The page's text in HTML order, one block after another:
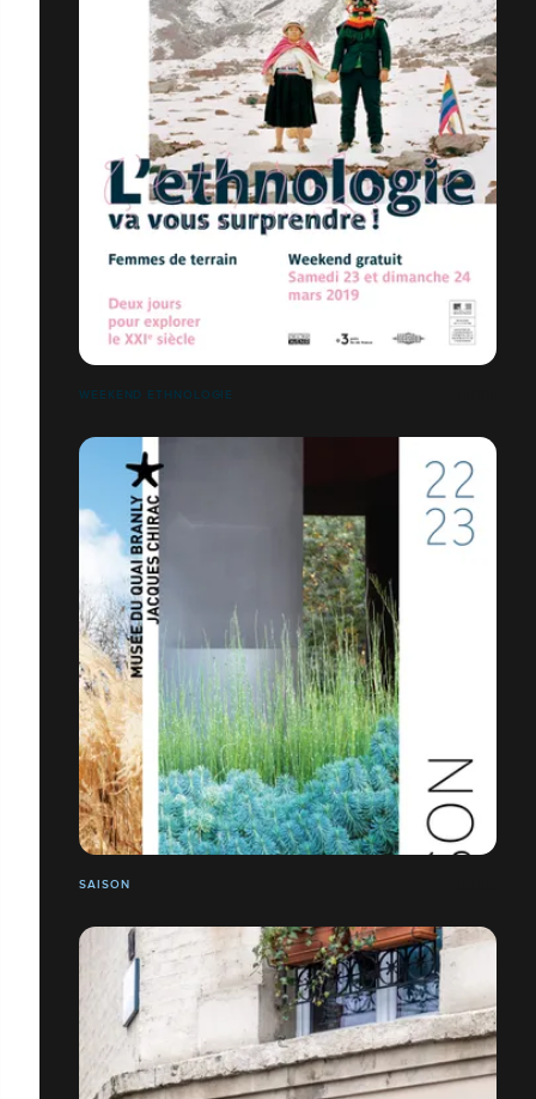
WEEKEND ETHNOLOGIE
SAISON